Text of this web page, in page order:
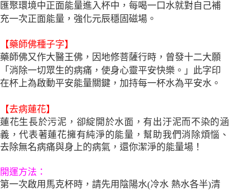
匯聚環境中正面能量進入杯中，每喝一口水就對自己補
充一次正面能量，強化元辰穩固磁場。
【藥師佛種子字】
藥師佛又作大醫王佛，因地修菩薩行時，曾發十二大願
「消除一切眾生的病痛，使身心靈平安快樂。」此字印
在杯上為啟動平安能量關鍵，加持每一杯水為平安水。
【去病蓮花】
蓮花生長於污泥，卻綻開於水面，有出汙泥而不染的涵
義，代表著蓮花擁有純淨的能量，幫助我們消除煩惱、
去除無名病痛與身上的病氣，還你潔淨的能量場！
開運方法：
第一次啟用馬克杯時，請先用陰陽水(冷水 熱水各半)清